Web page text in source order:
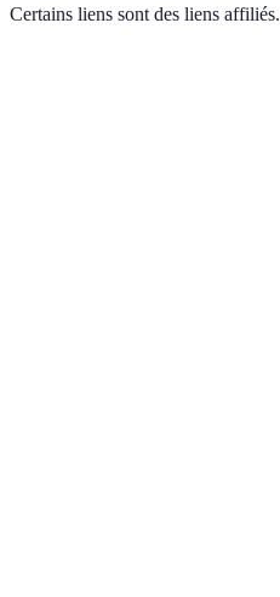
Certains liens sont des liens affiliés.